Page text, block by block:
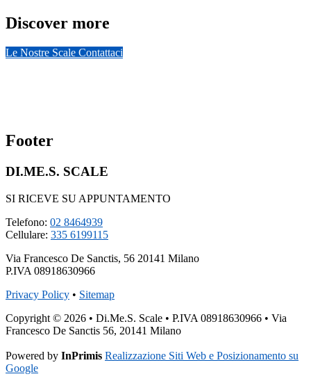
Discover more
Le Nostre Scale Contattaci
Footer
DI.ME.S. SCALE
SI RICEVE SU APPUNTAMENTO
Telefono: 02 8464939
Cellulare: 335 6199115
Via Francesco De Sanctis, 56 20141 Milano
P.IVA 08918630966
Privacy Policy • Sitemap
Copyright © 2026 • Di.Me.S. Scale • P.IVA 08918630966 • Via
Francesco De Sanctis 56, 20141 Milano
Powered by InPrimis Realizzazione Siti Web e Posizionamento su
Google